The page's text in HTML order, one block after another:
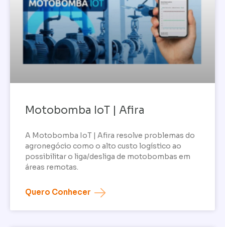
Motobomba IoT | Afira
A Motobomba IoT | Afira resolve problemas do
agronegócio como o alto custo logístico ao
possibilitar o liga/desliga de motobombas em
áreas remotas.
Quero Conhecer